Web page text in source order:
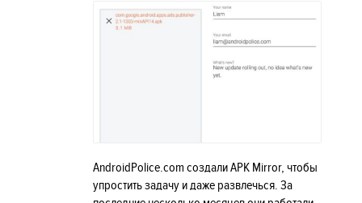
AndroidPolice.com создали APK Mirror, чтобы
упростить задачу и даже развлечься. За